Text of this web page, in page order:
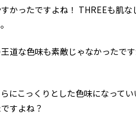
かったですよね！ THREEも肌
道な色味も素敵じゃなかったで
にこっくりとした色味になって
すよね？